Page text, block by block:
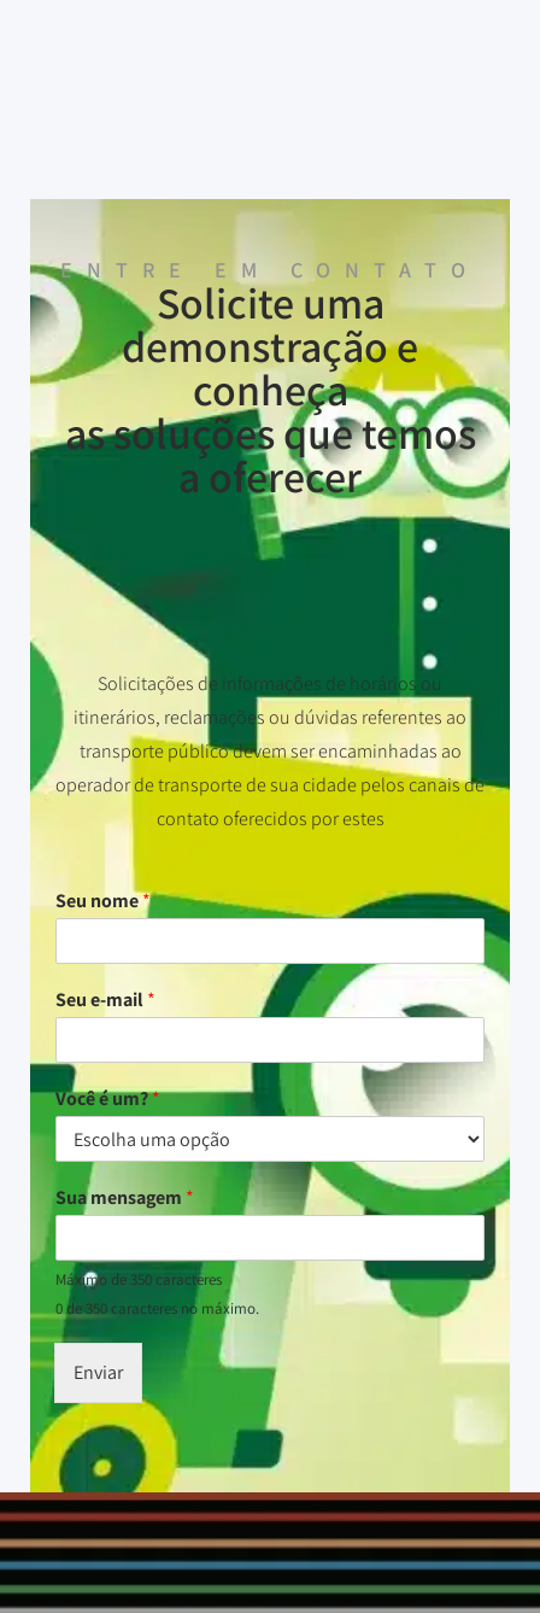
ENTRE EM CONTATO
Solicite uma
demonstração e
conheça
as soluções que temos
a oferecer
Solicitações de informações de horários ou
itinerários, reclamações ou dúvidas referentes ao
transporte público devem ser encaminhadas ao
operador de transporte de sua cidade pelos canais de
contato oferecidos por estes
Seu nome*
Seu e-mail*
Você é um?*
Sua mensagem *
Máximo de 350 caracteres
0 de 350 caracteres no máximo.
Enviar